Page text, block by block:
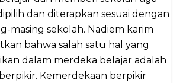
dan diterapkan sesuai dengan
masing sekolah. Nadiem karim
bahwa salah satu hal yang
dalam merdeka belajar adalah
Kemerdekaan berpikir